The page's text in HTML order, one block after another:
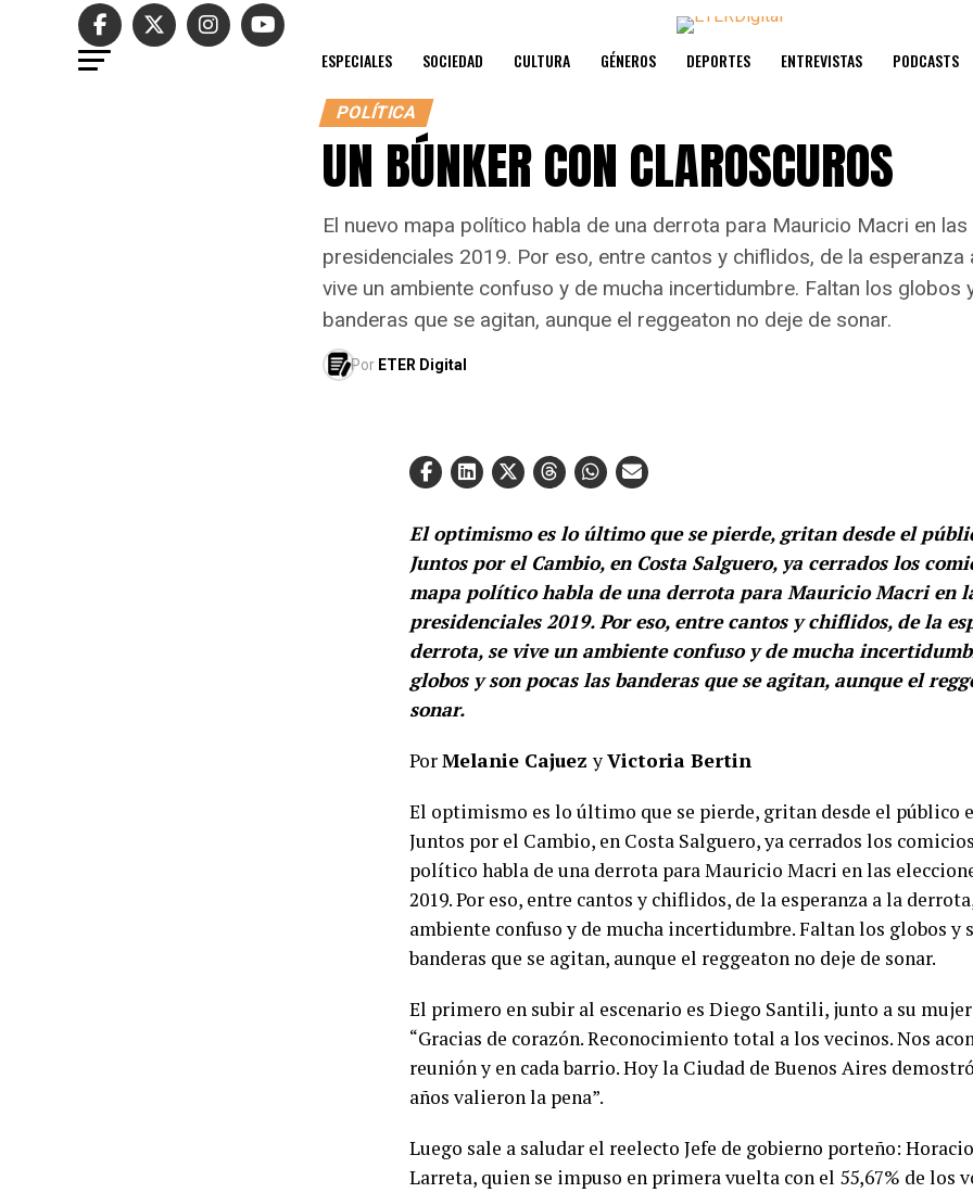
ESPECIALES SOCIEDAD CULTURA GÉNEROS DEPORTES ENTREVISTAS PODCASTS
POLÍTICA
UN BÚNKER CON CLAROSCUROS
El nuevo mapa político habla de una derrota para Mauricio Macri en
presidenciales 2019. Por eso, entre cantos y chiflidos, de la esperanza
vive un ambiente confuso y de mucha incertidumbre. Faltan los globos
banderas que se agitan, aunque el reggeaton no deje de sonar.
Por ETER Digital
El optimismo es lo último que se pierde, gritan desde el
Juntos por el Cambio, en Costa Salguero, ya cerrados los
mapa político habla de una derrota para Mauricio Macri en
presidenciales 2019. Por eso, entre cantos y chiflidos, de la
derrota, se vive un ambiente confuso y de mucha
globos y son pocas las banderas que se agitan, aunque el
sonar.
PorMelanie CajuezyVictoria Bertin
El optimismo es lo último que se pierde, gritan desde el público
Juntos por el Cambio, en Costa Salguero, ya cerrados los
político habla de una derrota para Mauricio Macri en las
2019. Por eso, entre cantos y chiflidos, de la esperanza a la
ambiente confuso y de mucha incertidumbre. Faltan los globos y
banderas que se agitan, aunque el reggeaton no deje de sonar.
El primero en subir al escenario es Diego Santili, junto a su
“Gracias de corazón. Reconocimiento total a los vecinos. Nos
reunión y en cada barrio. Hoy la Ciudad de Buenos Aires
años valieron la pena”.
Luego sale a saludar el reelecto Jefe de gobierno porteño:
Larreta, quien se impuso en primera vuelta con el 55,67% de los